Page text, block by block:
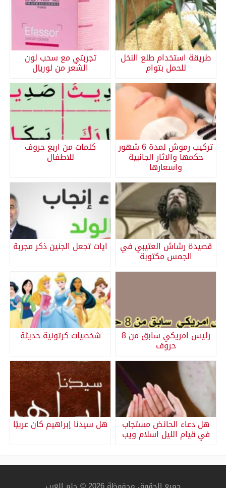
طريقة استخدام طلع النخل
للحمل بتوام
تجربتي مع سحب لون
الشعر من لوريال
تركيب رموش لمدة 6 شهور
حكمها والاثار الجانبية
واسعارها
كلمات من اربع حروف
للاطفال
قصيدة رشاش العتيبي في
الجمس مكتوبة
ايات تجعل الجنين ذكر مجربة
رئيس امريكي سابق من 8
حروف
شخصيات كرتونية حديثة
هل دعاء الحائض مستجاب
في قيام الليل اسلام ويب
هل سيدنا إبراهيم كان عربيًا